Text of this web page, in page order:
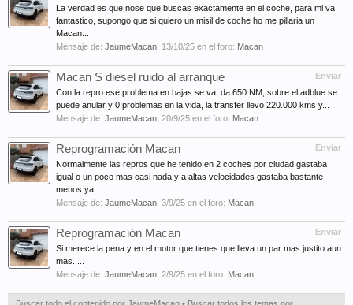
La verdad es que nose que buscas exactamente en el coche, para mi va
fantastico, supongo que si quiero un misil de coche ho me pillaria un
Macan...
Mensaje de: JaumeMacan 13/10/25 en el foro: Macan
Enviar
Macan S diesel ruido al arranque
Con la repro ese problema en bajas se va, da 650 NM, sobre el adblue se
puede anular y 0 problemas en la vida, la transfer llevo 220.000 kms y...
Mensaje de: JaumeMacan 20/9/25 en el foro: Macan
Enviar
Reprogramación Macan
Normalmente las repros que he tenido en 2 coches por ciudad gastaba
igual o un poco mas casi nada y a altas velocidades gastaba bastante
menos ya...
Mensaje de: JaumeMacan 3/9/25 en el foro: Macan
Enviar
Reprogramación Macan
Si merece la pena y en el motor que tienes que lleva un par mas justito aun
mas.....
Mensaje de: JaumeMacan 2/9/25 en el foro: Macan